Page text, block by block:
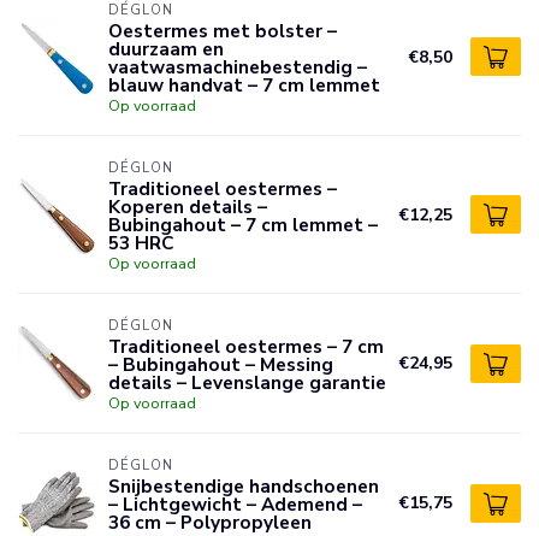
DÉGLON
Oestermes met bolster –
duurzaam en
vaatwasmachinebestendig –
blauw handvat – 7 cm lemmet
Op voorraad
€8,50
DÉGLON
Traditioneel oestermes –
Koperen details –
Bubingahout – 7 cm lemmet –
53 HRC
Op voorraad
€12,25
DÉGLON
Traditioneel oestermes – 7 cm
– Bubingahout – Messing
details – Levenslange garantie
Op voorraad
€24,95
DÉGLON
Snijbestendige handschoenen
– Lichtgewicht – Ademend –
36 cm – Polypropyleen
€15,75